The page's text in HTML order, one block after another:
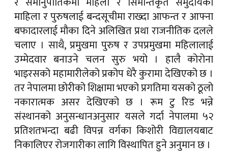
माहिला र पुरुषलाई बन्दसूचीमा राख्दा आफन्त र आफ्ना
बफादारलाई मौका दिने अलिखित प्रथा राजनीतिक दलले
चलाए । साथै, प्रमुखमा पुरुष र उपप्रमुखमा महिलालाई
उम्मेदवार बनाउने चलन सुरु भयो । हालै कोरोना
भाइरसको महामारीलेको प्रकोप धेरै कुरामा देखिएको छ ।
तर नेपालमा छोरीको शिक्षामा भएको प्रगतिमा यसको ठूलो
नकारात्मक असर देखिएको छ । रूम टु रिड भन्ने
संस्थानको अनुसन्धानअनुसार यसले गर्दा नेपालमा ५२
प्रतिशतभन्दा बढी विपन्न वर्गका किशोरी विद्यालयबाट
निकालिएर रोजगारीका लागि विस्थापित हुने अनुमान छ ।